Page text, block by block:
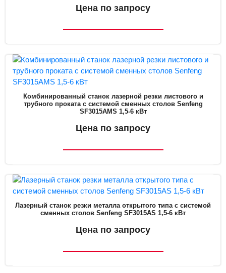
Цена по запросу
Комбинированный станок лазерной резки листового и
трубного проката с системой сменных столов Senfeng
SF3015AMS 1,5-6 кВт
Цена по запросу
Лазерный станок резки металла открытого типа c системой
сменных столов Senfeng SF3015AS 1,5-6 кВт
Цена по запросу